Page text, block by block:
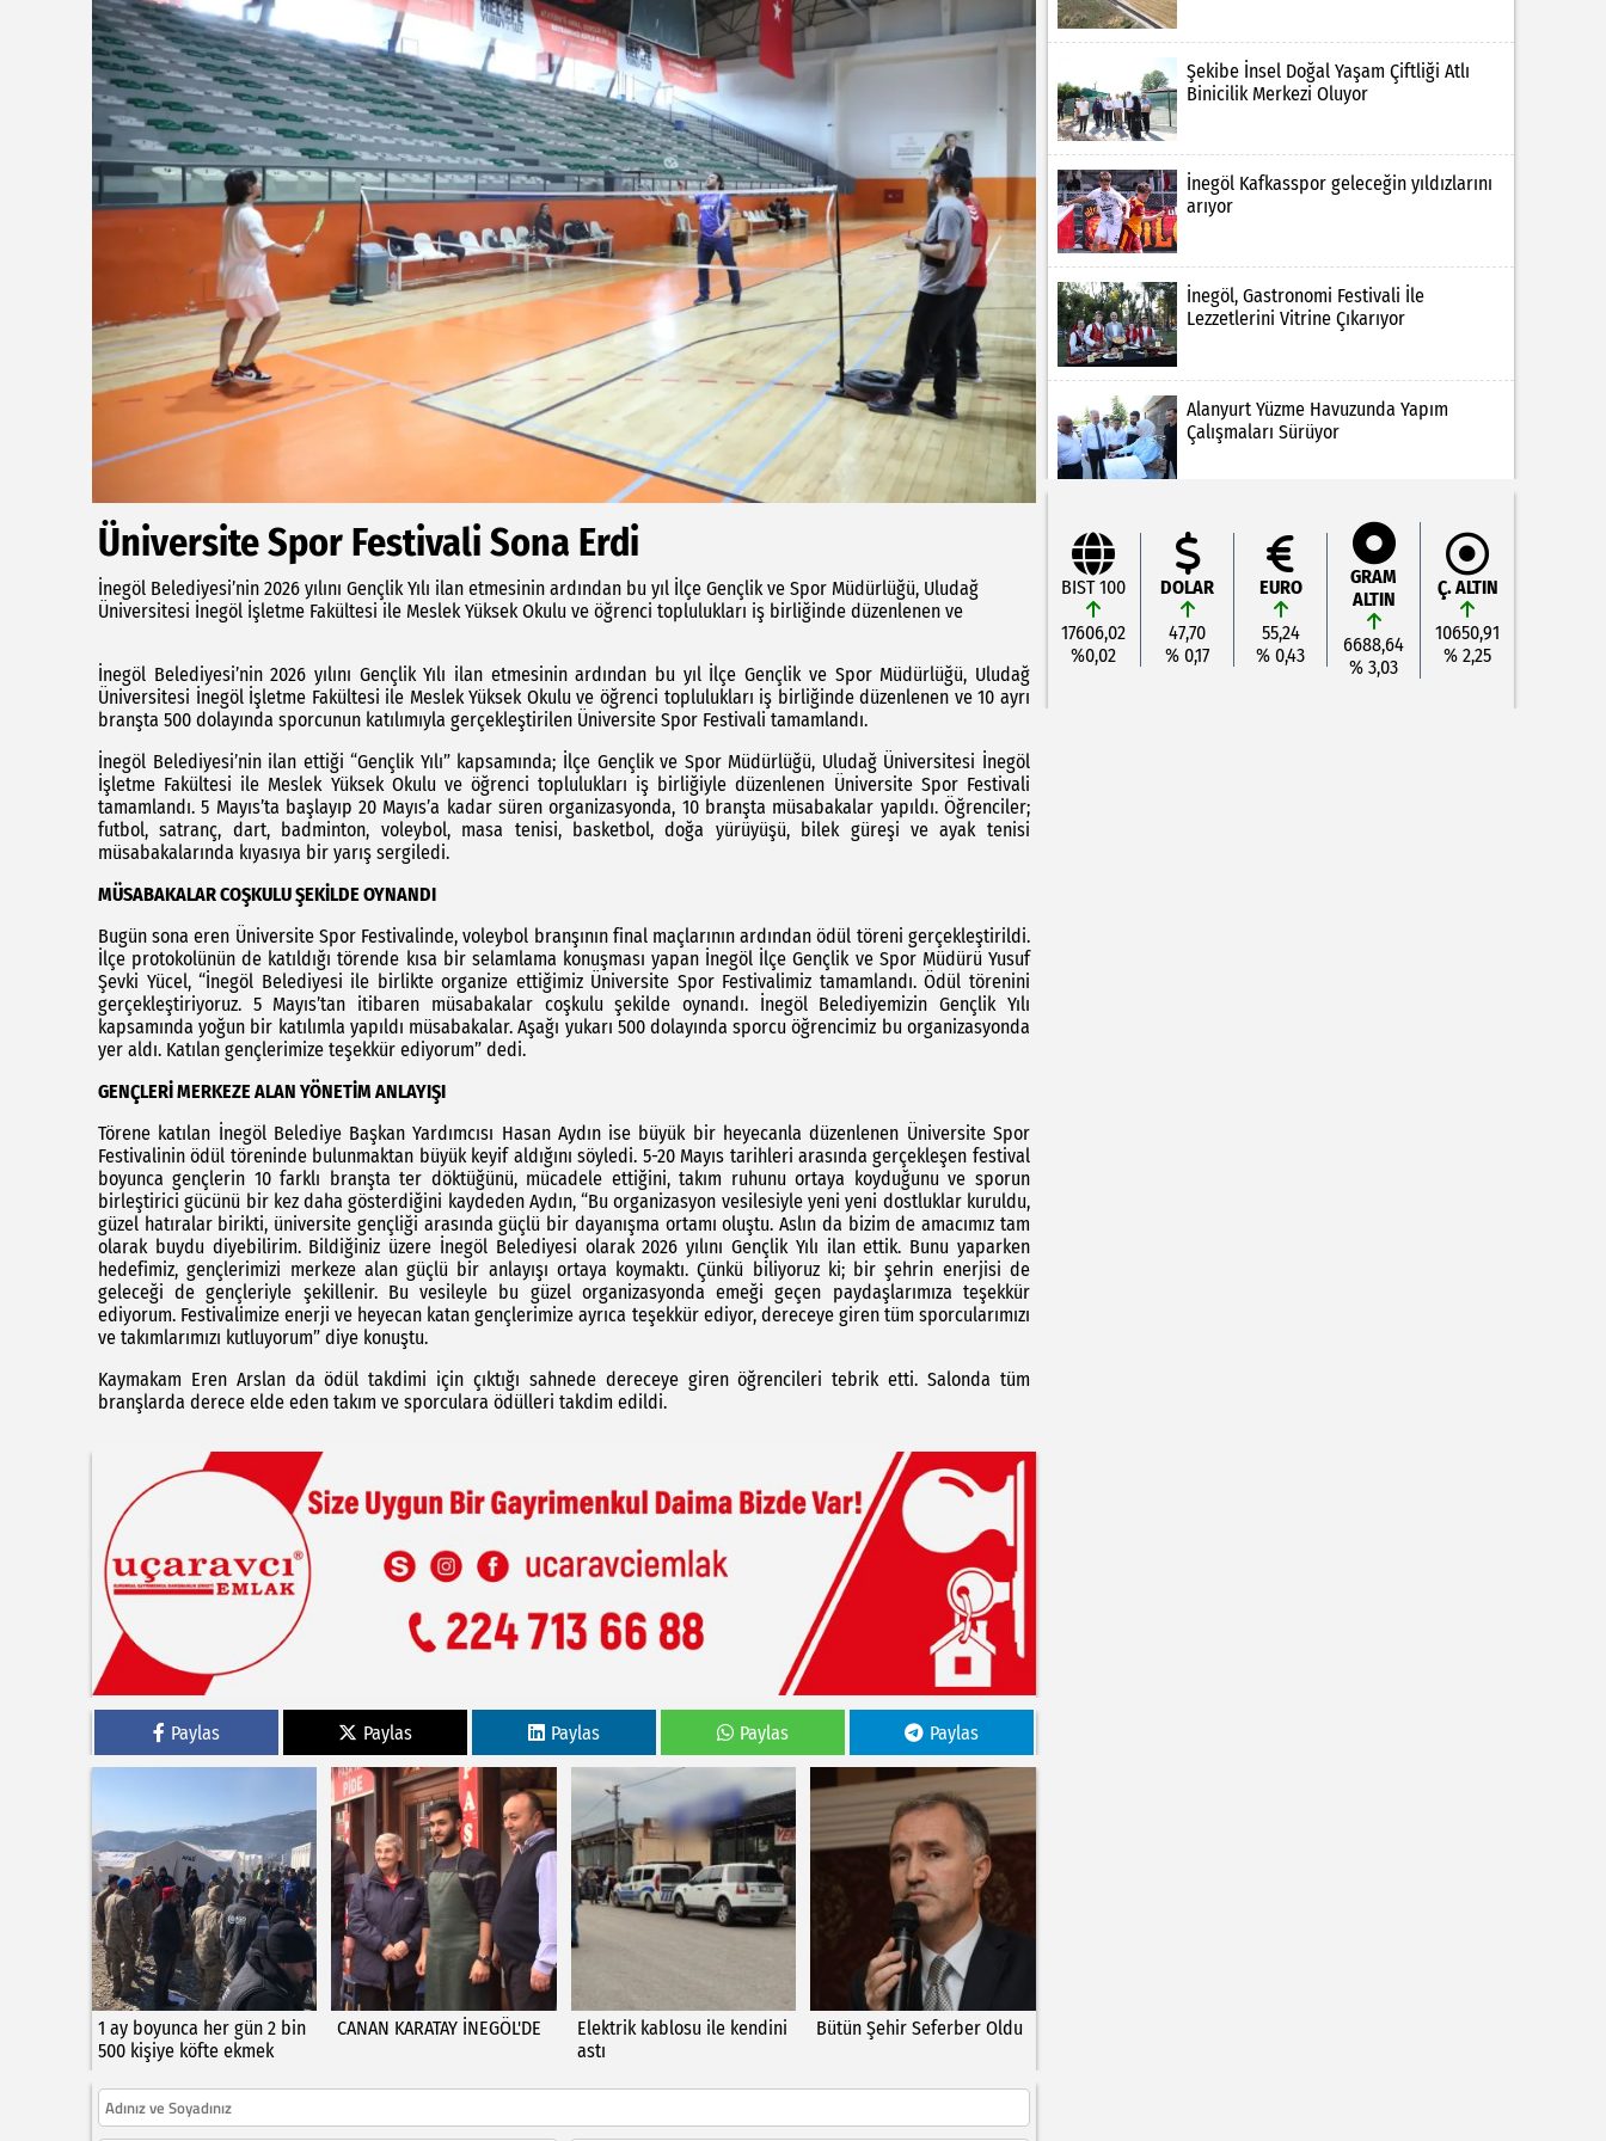
Üniversite Spor Festivali Sona Erdi
İnegöl Belediyesi’nin 2026 yılını Gençlik Yılı ilan etmesinin ardından bu yıl İlçe Gençlik ve Spor Müdürlüğü, Uludağ
Üniversitesi İnegöl İşletme Fakültesi ile Meslek Yüksek Okulu ve öğrenci toplulukları iş birliğinde düzenlenen ve
İnegöl Belediyesi’nin 2026 yılını Gençlik Yılı ilan etmesinin ardından bu yıl İlçe Gençlik ve Spor Müdürlüğü, Uludağ
Üniversitesi İnegöl İşletme Fakültesi ile Meslek Yüksek Okulu ve öğrenci toplulukları iş birliğinde düzenlenen ve 10 ayrı
branşta 500 dolayında sporcunun katılımıyla gerçekleştirilen Üniversite Spor Festivali tamamlandı.
İnegöl Belediyesi’nin ilan ettiği “Gençlik Yılı” kapsamında; İlçe Gençlik ve Spor Müdürlüğü, Uludağ Üniversitesi İnegöl
İşletme Fakültesi ile Meslek Yüksek Okulu ve öğrenci toplulukları iş birliğiyle düzenlenen Üniversite Spor Festivali
tamamlandı. 5 Mayıs’ta başlayıp 20 Mayıs’a kadar süren organizasyonda, 10 branşta müsabakalar yapıldı. Öğrenciler;
futbol, satranç, dart, badminton, voleybol, masa tenisi, basketbol, doğa yürüyüşü, bilek güreşi ve ayak tenisi
müsabakalarında kıyasıya bir yarış sergiledi.
MÜSABAKALAR COŞKULU ŞEKİLDE OYNANDI
Bugün sona eren Üniversite Spor Festivalinde, voleybol branşının final maçlarının ardından ödül töreni gerçekleştirildi.
İlçe protokolünün de katıldığı törende kısa bir selamlama konuşması yapan İnegöl İlçe Gençlik ve Spor Müdürü Yusuf
Şevki Yücel, “İnegöl Belediyesi ile birlikte organize ettiğimiz Üniversite Spor Festivalimiz tamamlandı. Ödül törenini
gerçekleştiriyoruz. 5 Mayıs’tan itibaren müsabakalar coşkulu şekilde oynandı. İnegöl Belediyemizin Gençlik Yılı
kapsamında yoğun bir katılımla yapıldı müsabakalar. Aşağı yukarı 500 dolayında sporcu öğrencimiz bu organizasyonda
yer aldı. Katılan gençlerimize teşekkür ediyorum” dedi.
GENÇLERİ MERKEZE ALAN YÖNETİM ANLAYIŞI
Törene katılan İnegöl Belediye Başkan Yardımcısı Hasan Aydın ise büyük bir heyecanla düzenlenen Üniversite Spor
Festivalinin ödül töreninde bulunmaktan büyük keyif aldığını söyledi. 5-20 Mayıs tarihleri arasında gerçekleşen festival
boyunca gençlerin 10 farklı branşta ter döktüğünü, mücadele ettiğini, takım ruhunu ortaya koyduğunu ve sporun
birleştirici gücünü bir kez daha gösterdiğini kaydeden Aydın, “Bu organizasyon vesilesiyle yeni yeni dostluklar kuruldu,
güzel hatıralar birikti, üniversite gençliği arasında güçlü bir dayanışma ortamı oluştu. Aslın da bizim de amacımız tam
olarak buydu diyebilirim. Bildiğiniz üzere İnegöl Belediyesi olarak 2026 yılını Gençlik Yılı ilan ettik. Bunu yaparken
hedefimiz, gençlerimizi merkeze alan güçlü bir anlayışı ortaya koymaktı. Çünkü biliyoruz ki; bir şehrin enerjisi de
geleceği de gençleriyle şekillenir. Bu vesileyle bu güzel organizasyonda emeği geçen paydaşlarımıza teşekkür
ediyorum. Festivalimize enerji ve heyecan katan gençlerimize ayrıca teşekkür ediyor, dereceye giren tüm sporcularımızı
ve takımlarımızı kutluyorum” diye konuştu.
Kaymakam Eren Arslan da ödül takdimi için çıktığı sahnede dereceye giren öğrencileri tebrik etti. Salonda tüm
branşlarda derece elde eden takım ve sporculara ödülleri takdim edildi.
Paylas Paylas Paylas Paylas Paylas
1 ay boyunca her gün 2 bin
500 kişiye köfte ekmek
CANAN KARATAY İNEGÖL'DE
Elektrik kablosu ile kendini
astı
Bütün Şehir Seferber Oldu
Şekibe İnsel Doğal Yaşam Çiftliği Atlı
Binicilik Merkezi Oluyor
İnegöl Kafkasspor geleceğin yıldızlarını
arıyor
İnegöl, Gastronomi Festivali İle
Lezzetlerini Vitrine Çıkarıyor
Alanyurt Yüzme Havuzunda Yapım
Çalışmaları Sürüyor
BIST 100
17606,02
%0,02
DOLAR
47,70
% 0,17
EURO
55,24
% 0,43
GRAM
ALTIN
6688,64
% 3,03
Ç. ALTIN
10650,91
% 2,25